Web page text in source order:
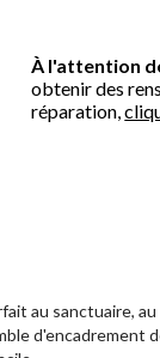
À l'attention
obtenir des
réparation,
au sanctuaire,